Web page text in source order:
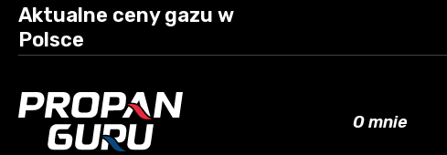
Aktualne ceny gazu w
Polsce
O mnie